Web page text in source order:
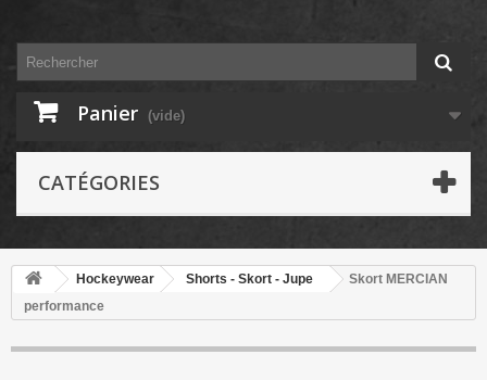
Panier (vide)
CATÉGORIES
Hockeywear Shorts - Skort - Jupe
Skort MERCIAN
performance